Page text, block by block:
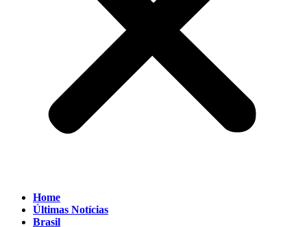
Home
Últimas Notícias
Brasil